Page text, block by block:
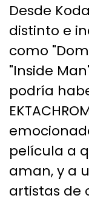
Desde
distinto e
como
"Inside
podría
película a
aman, y a
artistas de